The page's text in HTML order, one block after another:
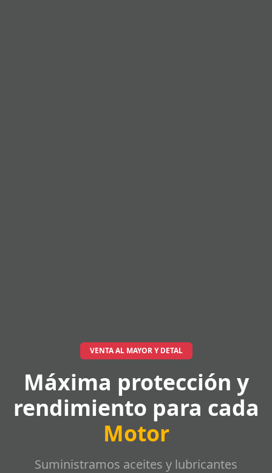
VENTA AL MAYOR Y DETAL
Máxima protección y
rendimiento para cada
Motor
Suministramos aceites y lubricantes